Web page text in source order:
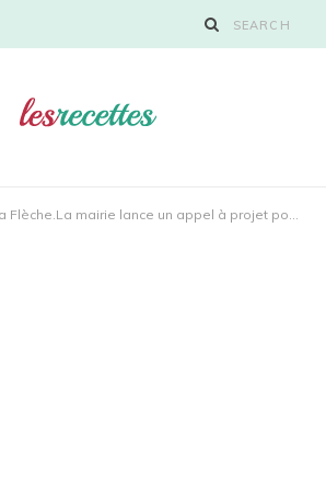
La Flèche.La mairie lance un appel à projet pour trouver des restaurateurs